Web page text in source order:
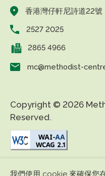
香港灣仔軒尼詩道22號
2527 2025
2865 4966
mc@methodist-
Copyright © 2026
Reserved.
我們使用 cookie 來確保您